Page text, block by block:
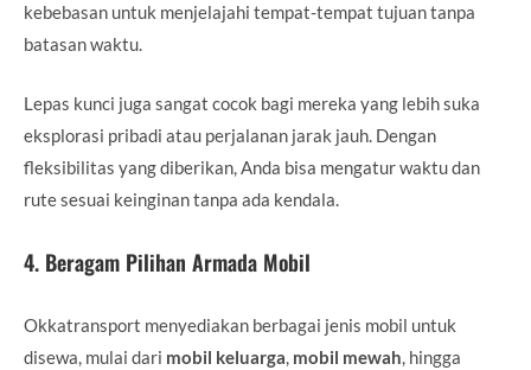
kebebasan untuk menjelajahi tempat-tempat tujuan tanpa
batasan waktu.
Lepas kunci juga sangat cocok bagi mereka yang lebih suka
eksplorasi pribadi atau perjalanan jarak jauh. Dengan
fleksibilitas yang diberikan, Anda bisa mengatur waktu dan
rute sesuai keinginan tanpa ada kendala.
4. Beragam Pilihan Armada Mobil
Okkatransport menyediakan berbagai jenis mobil untuk
disewa, mulai dari mobil keluarga mobil mewah , hingga